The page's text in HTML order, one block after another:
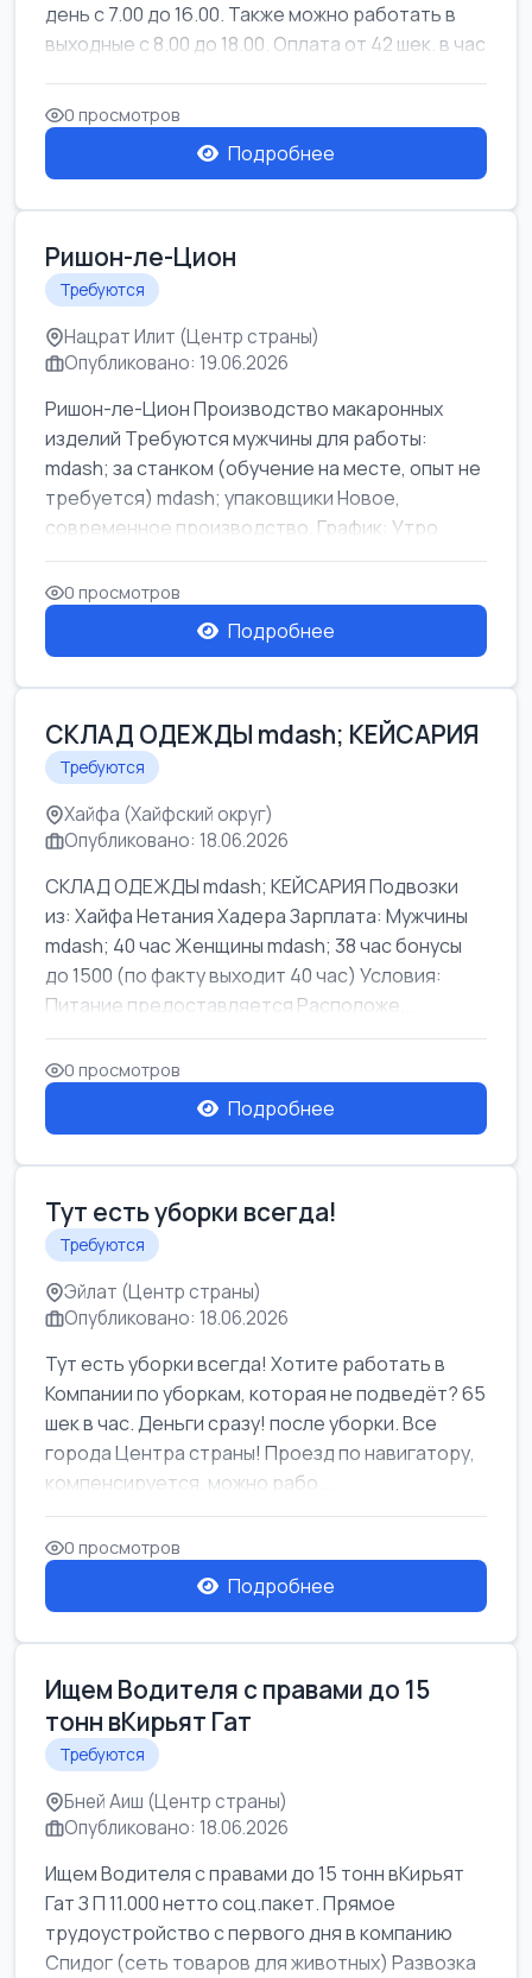
день с 7.00 до 16.00. Также можно работать в
выходные с 8.00 до 18.00. Оплата от 42 шек. в час
0 просмотров
Подробнее
Ришон-ле-Цион
Требуются
Нацрат Илит (Центр страны)
Опубликовано: 19.06.2026
Ришон-ле-Цион Производство макаронных
изделий Требуются мужчины для работы:
mdash; за станком (обучение на месте, опыт не
требуется) mdash; упаковщики Новое,
современное производство. График: Утро
mda...
0 просмотров
Подробнее
СКЛАД ОДЕЖДЫ mdash; КЕЙСАРИЯ
Требуются
Хайфа (Хайфский округ)
Опубликовано: 18.06.2026
СКЛАД ОДЕЖДЫ mdash; КЕЙСАРИЯ Подвозки
из: Хайфа Нетания Хадера Зарплата: Мужчины
mdash; 40 час Женщины mdash; 38 час бонусы
до 1500 (по факту выходит 40 час) Условия:
Питание предоставляется Расположе...
0 просмотров
Подробнее
Тут есть уборки всегда!
Требуются
Эйлат (Центр страны)
Опубликовано: 18.06.2026
Тут есть уборки всегда! Хотите работать в
Компании по уборкам, которая не подведёт? 65
шек в час. Деньги сразу! после уборки. Все
города Центра страны! Проезд по навигатору,
компенсируется. можно рабо...
0 просмотров
Подробнее
Ищем Водителя с правами до 15
тонн вКирьят Гат
Требуются
Бней Аиш (Центр страны)
Опубликовано: 18.06.2026
Ищем Водителя с правами до 15 тонн вКирьят
Гат З П 11.000 нетто соц.пакет. Прямое
трудоустройство с первого дня в компанию
Спидог (сеть товаров для животных) Развозка